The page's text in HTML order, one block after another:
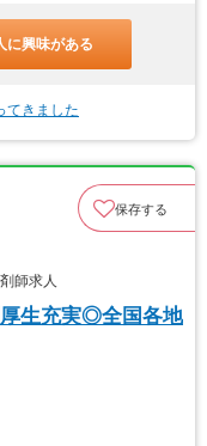
に興味がある
てきました
保存する
師求人
厚生充実◎全国各地